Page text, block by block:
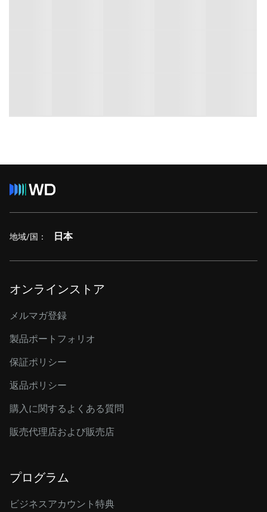
地域/国： 日本
オンラインストア
メルマガ登録
製品ポートフォリオ
保証ポリシー
返品ポリシー
購入に関するよくある質問
販売代理店および販売店
プログラム
ビジネスアカウント特典